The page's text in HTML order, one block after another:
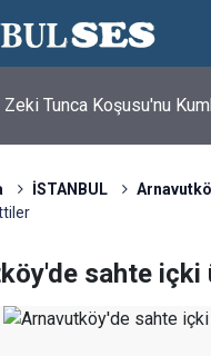
Zeki Tunca Koşusu'nu
İSTANBUL
sahte içki